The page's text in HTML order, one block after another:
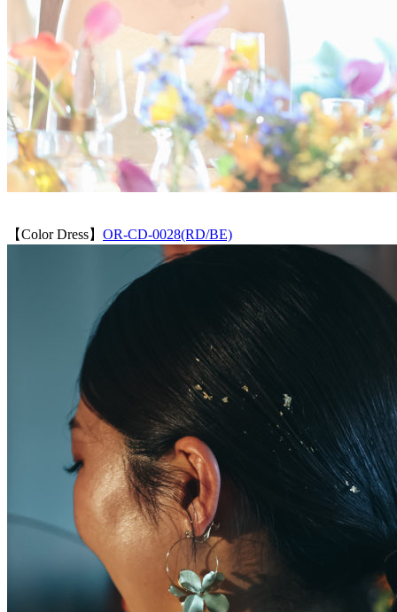
【Color Dress】 OR-CD-0028(RD/BE)